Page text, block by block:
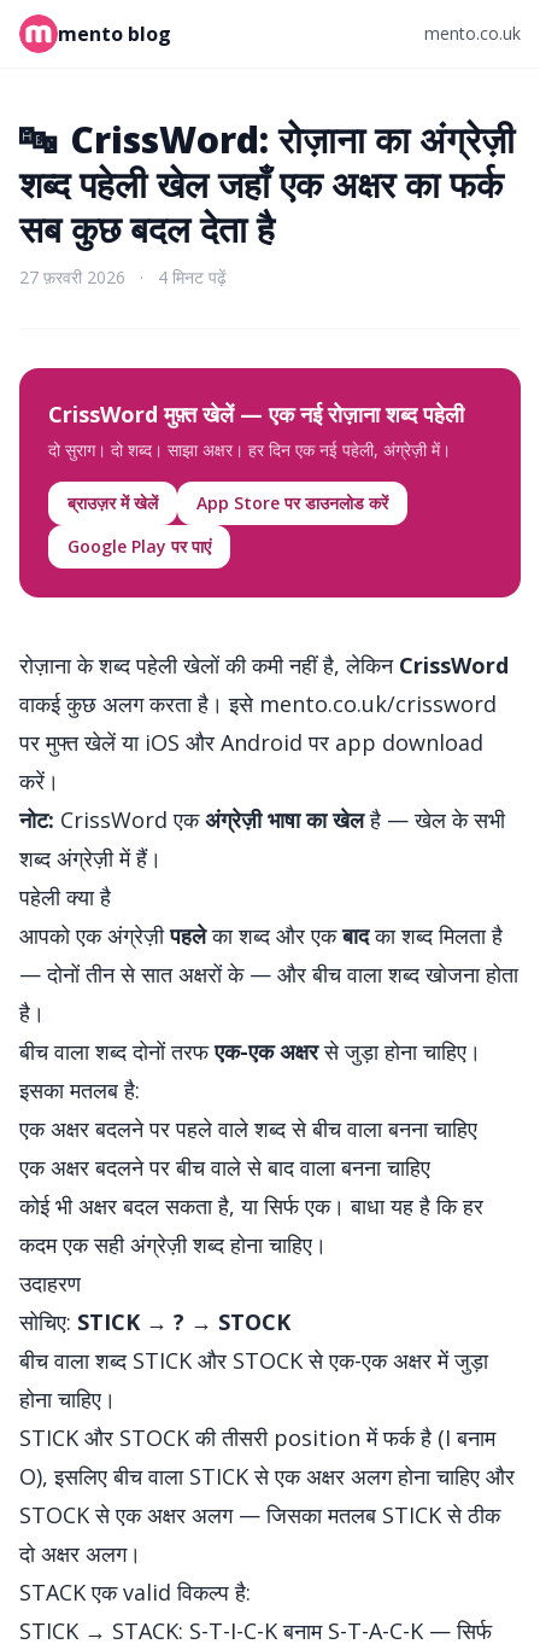
mento blog mento.co.uk
🔤 CrissWord: रोज़ाना का अंग्रेज़ी
शब्द पहेली खेल जहाँ एक अक्षर का फर्क
सब कुछ बदल देता है
27 फ़रवरी 2026 · 4 मिनट पढ़ें
CrissWord मुफ़्त खेलें — एक नई रोज़ाना शब्द पहेली
दो सुराग। दो शब्द। साझा अक्षर। हर दिन एक नई पहेली, अंग्रेज़ी में।
ब्राउज़र में खेलें
App Store पर डाउनलोड करें
Google Play पर पाएं
रोज़ाना के शब्द पहेली खेलों की कमी नहीं है, लेकिन CrissWord
वाकई कुछ अलग करता है। इसे mento.co.uk/crissword
पर मुफ्त खेलें या iOS और Android पर app download
करें।
नोट: CrissWord एकअंग्रेज़ी भाषा का खेलहै — खेल के सभी
शब्द अंग्रेज़ी में हैं।
पहेली क्या है
आपको एक अंग्रेज़ीपहलेका शब्द और एकबादका शब्द मिलता है
— दोनों तीन से सात अक्षरों के — और बीच वाला शब्द खोजना होता
है।
बीच वाला शब्द दोनों तरफएक-एक अक्षरसे जुड़ा होना चाहिए।
इसका मतलब है:
एक अक्षर बदलने पर पहले वाले शब्द से बीच वाला बनना चाहिए
एक अक्षर बदलने पर बीच वाले से बाद वाला बनना चाहिए
कोई भी अक्षर बदल सकता है, या सिर्फ एक। बाधा यह है कि हर
कदम एक सही अंग्रेज़ी शब्द होना चाहिए।
उदाहरण
सोचिए: STICK → ? → STOCK
बीच वाला शब्द STICK और STOCK से एक-एक अक्षर में जुड़ा
होना चाहिए।
STICK और STOCK की तीसरी position में फर्क है (I बनाम
O), इसलिए बीच वाला STICK से एक अक्षर अलग होना चाहिए और
STOCK से एक अक्षर अलग — जिसका मतलब STICK से ठीक
दो अक्षर अलग।
STACK एक valid विकल्प है:
STICK → STACK: S-T-I-C-K बनाम S-T-A-C-K — सिर्फ